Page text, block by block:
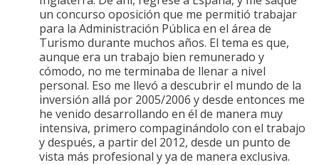
un concurso oposición que me permitió trabajar
para la Administración Pública en el área de
Turismo durante muchos años. El tema es que,
aunque era un trabajo bien remunerado y
cómodo, no me terminaba de llenar a nivel
personal. Eso me llevó a descubrir el mundo de la
inversión allá por 2005/2006 y desde entonces me
he venido desarrollando en él de manera muy
intensiva, primero compaginándolo con el trabajo
y después, a partir del 2012, desde un punto de
vista más profesional y ya de manera exclusiva.